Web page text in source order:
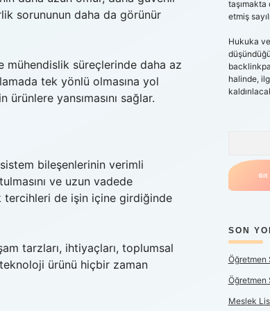
sorununun daha da görünür
mühendislik süreçlerinde daha az
tek yönlü olmasına yol
yansımasını sağlar.
bileşenlerinin verimli
ve uzun vadede
tercihleri de işin içine girdiğinde
tarzları, ihtiyaçları, toplumsal
ürünü hiçbir zaman
etmiş
Hukuka
halinde,
SON
Öğretmen
Öğretmen
Meslek